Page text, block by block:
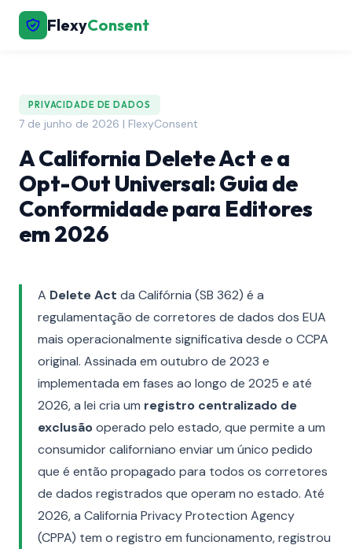
FlexyConsent
PRIVACIDADE DE DADOS
7 de junho de 2026 | FlexyConsent
A California Delete Act e a
Opt-Out Universal: Guia de
Conformidade para Editores
em 2026
A Delete Act da Califórnia (SB 362) é a
regulamentação de corretores de dados dos EUA
mais operacionalmente significativa desde o CCPA
original. Assinada em outubro de 2023 e
implementada em fases ao longo de 2025 e até
2026, a lei cria um registro centralizado de
exclusãooperado pelo estado, que permite a um
consumidor californiano enviar um único pedido
que é então propagado para todos os corretores
de dados registrados que operam no estado. Até
2026, a California Privacy Protection Agency
(CPPA) tem o registro em funcionamento, registrou